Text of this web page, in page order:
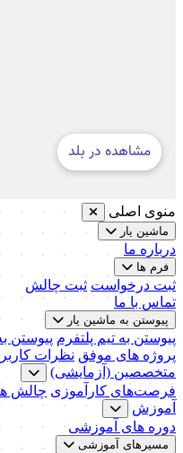
منوی اصلی
ماشین یار
درباره ما
فرم ها
ثبت درخواست ثبت چالش
تماس با ما
پیوستن به ماشین یار
پیوستن به تیم پلتفرم پیوستن
پروژه های موفق نظرات
متخصصین (آزمایشی)
فرصت‌های کارآموزی چالش
آموزش
دوره های آموزشی
مسیرهای آموزشی